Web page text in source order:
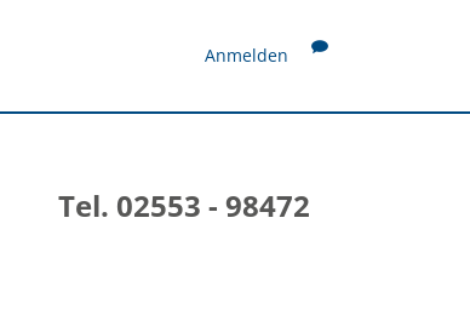
Anmelden
Tel. 02553 - 98472